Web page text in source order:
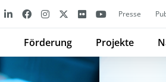
Presse
Förderung Projekte